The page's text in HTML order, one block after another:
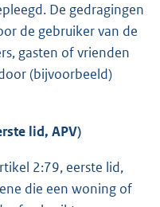
De gedragingen
de gebruiker van de
gasten of vrienden
(bijvoorbeeld)
lid, APV)
2:79, eerste lid,
die een woning of